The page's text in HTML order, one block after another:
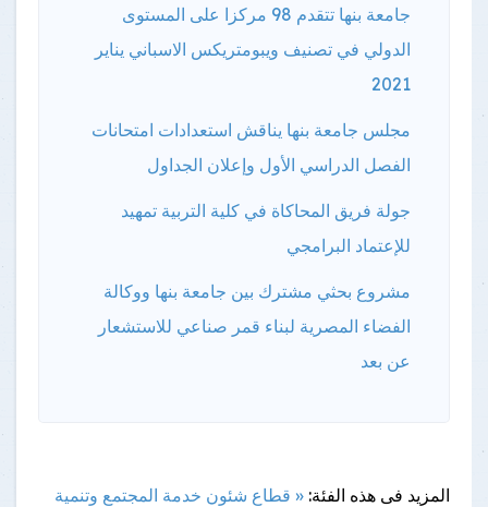
جامعة بنها تتقدم 98 مركزا على المستوى
الدولي في تصنيف ويبومتريكس الاسباني يناير
2021
مجلس جامعة بنها يناقش استعدادات امتحانات
الفصل الدراسي الأول وإعلان الجداول
جولة فريق المحاكاة في كلية التربية تمهيد
للإعتماد البرامجي
مشروع بحثي مشترك بين جامعة بنها ووكالة
الفضاء المصرية لبناء قمر صناعي للاستشعار
عن بعد
المزيد فى هذه الفئة: « قطاع شئون خدمة المجتمع وتنمية